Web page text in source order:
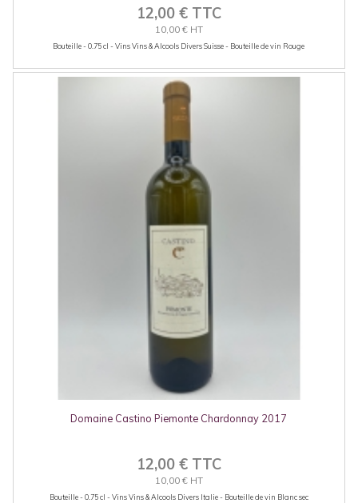
12,00 € TTC
10,00 € HT
Bouteille - 0.75 cl - Vins Vins & Alcools Divers Suisse - Bouteille de vin Rouge
Domaine Castino Piemonte Chardonnay 2017
12,00 € TTC
10,00 € HT
Bouteille - 0.75 cl - Vins Vins & Alcools Divers Italie - Bouteille de vin Blanc sec